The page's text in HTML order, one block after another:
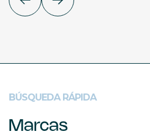
BÚSQUEDA RÁPIDA
Marcas